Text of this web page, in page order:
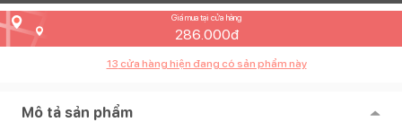
Giá mua tại cửa hàng
286.000đ
13 cửa hàng hiện đang có sản phẩm này
Mô tả sản phẩm